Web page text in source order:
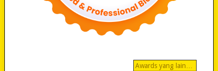
Awards yang lain…